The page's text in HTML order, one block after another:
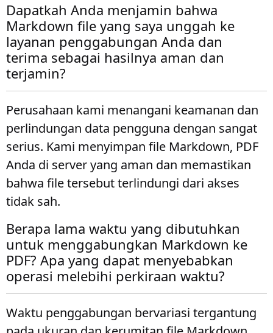
Dapatkah Anda menjamin bahwa
Markdown file yang saya unggah ke
layanan penggabungan Anda dan
terima sebagai hasilnya aman dan
terjamin?
Perusahaan kami menangani keamanan dan
perlindungan data pengguna dengan sangat
serius. Kami menyimpan file Markdown, PDF
Anda di server yang aman dan memastikan
bahwa file tersebut terlindungi dari akses
tidak sah.
Berapa lama waktu yang dibutuhkan
untuk menggabungkan Markdown ke
PDF? Apa yang dapat menyebabkan
operasi melebihi perkiraan waktu?
Waktu penggabungan bervariasi tergantung